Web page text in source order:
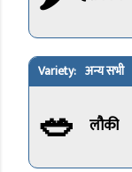
अन्य सभी
🥗 लौकी